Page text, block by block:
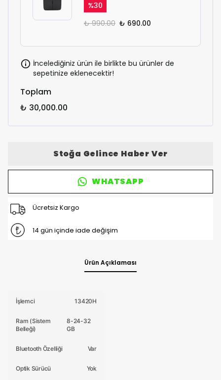
%30
₺ 990.00 ₺ 690.00
İncelediğiniz ürün ile birlikte bu ürünler de
sepetinize eklenecektir!
Toplam
₺ 30,000.00
Stoğa Gelince Haber Ver
WHATSAPP
Ücretsiz Kargo
14 gün içinde iade değişim
Ürün Açıklaması
İşlemci 13420H
Ram (Sistem
Belleği)
8-24-32
GB
Bluetooth Özelliği Var
Optik Sürücü Yok